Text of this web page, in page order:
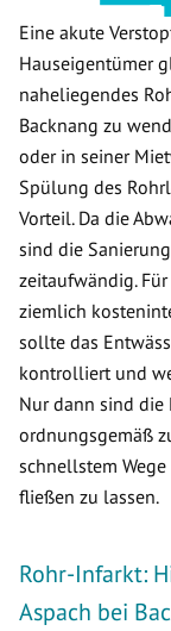
Eine akute
Hauseigentümer
naheliegendes
Backnang zu
oder in seiner
Spülung des
Vorteil. Da die
sind die
zeitaufwändig.
ziemlich
sollte das
kontrolliert und
Nur dann sind die
ordnungsgemäß
schnellstem
fließen zu lassen.
Rohr-Infarkt:
Aspach bei